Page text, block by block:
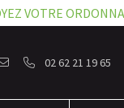
VOTRE
02 62 21 19 65